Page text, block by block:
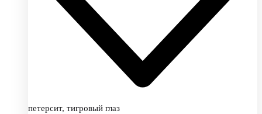
петерсит, тигровый глаз